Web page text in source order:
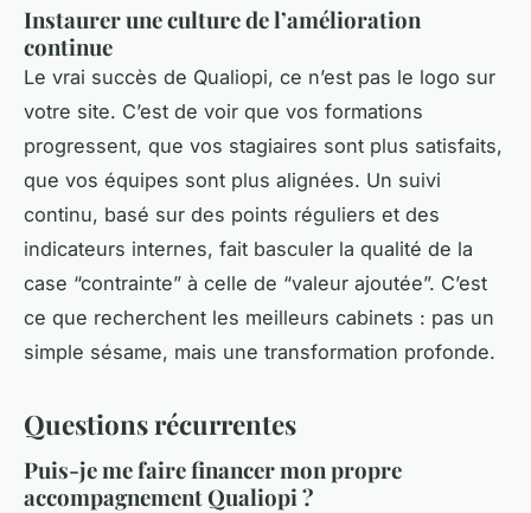
Instaurer une culture de l’amélioration
continue
Le vrai succès de Qualiopi, ce n’est pas le logo sur
votre site. C’est de voir que vos formations
progressent, que vos stagiaires sont plus satisfaits,
que vos équipes sont plus alignées. Un suivi
continu, basé sur des points réguliers et des
indicateurs internes, fait basculer la qualité de la
case “contrainte” à celle de “valeur ajoutée”. C’est
ce que recherchent les meilleurs cabinets : pas un
simple sésame, mais une transformation profonde.
Questions récurrentes
Puis-je me faire financer mon propre
accompagnement Qualiopi ?